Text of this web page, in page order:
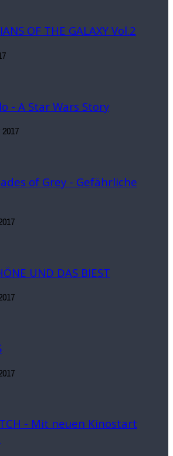
OF THE GALAXY Vol.2
- A Star Wars Story
2017
of Grey - Gefährliche
UND DAS BIEST
- Mit neuen Kinostart